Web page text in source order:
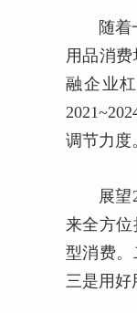
随着
用品消
融企业
调节力度
展
来全方
型消费
三是用好